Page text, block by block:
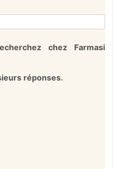
chez Farmasi
réponses.